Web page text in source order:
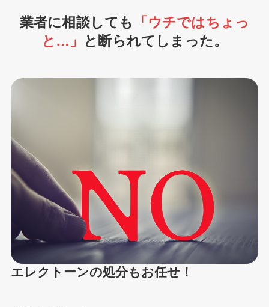
業者に相談しても
「ウチではちょっ
と…」
と断られてしまった。
エレクトーンの処分もお任せ！